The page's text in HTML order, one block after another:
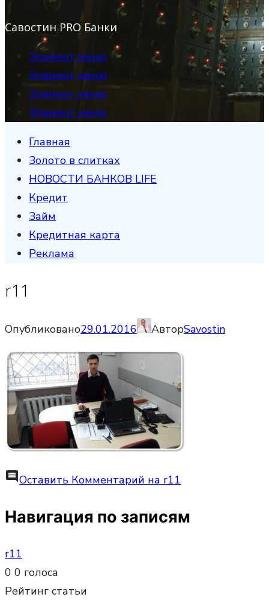
Савостин PRO Банки
Элемент меню
Элемент меню
Элемент меню
Элемент меню
Главная
Золото в слитках
НОВОСТИ БАНКОВ LIFE
Кредит
Займ
Кредитная карта
Реклама
r11
Опубликовано29.01.2016 АвторSavostin
commentОставить Комментарий на r11
Навигация по записям
r11
0 0 голоса
Рейтинг статьи